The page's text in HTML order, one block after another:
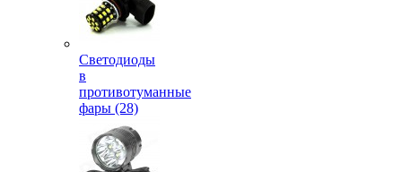
Светодиоды
в
противотуманные
фары (28)